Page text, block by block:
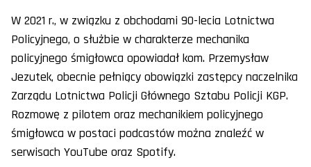
W 2021 r., w związku z obchodami 90-lecia Lotnictwa
Policyjnego, o służbie w charakterze mechanika
policyjnego śmigłowca opowiadał kom. Przemysław
Jezutek, obecnie pełniący obowiązki zastępcy naczelnika
Zarządu Lotnictwa Policji Głównego Sztabu Policji KGP.
Rozmowę z pilotem oraz mechanikiem policyjnego
śmigłowca w postaci podcastów można znaleźć w
serwisach YouTube oraz Spotify.